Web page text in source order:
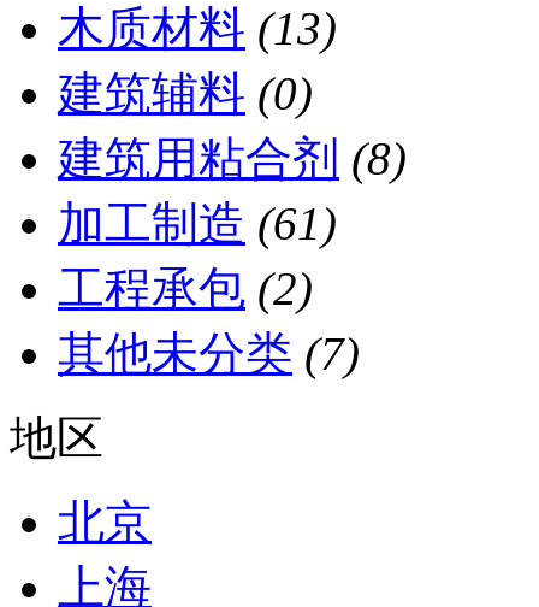
木质材料 (13)
建筑辅料 (0)
建筑用粘合剂 (8)
加工制造 (61)
工程承包 (2)
其他未分类 (7)
地区
北京
上海